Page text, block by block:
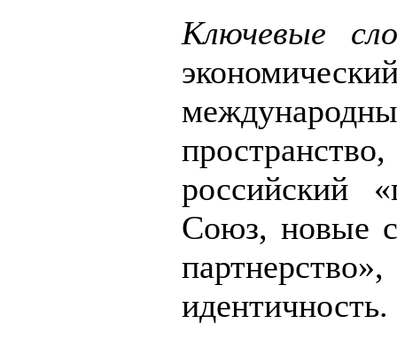
Ключевые
российский
Союз, новые
идентичность.